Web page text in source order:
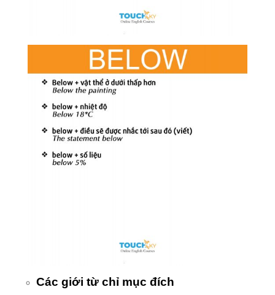
Các giới từ chỉ mục đích